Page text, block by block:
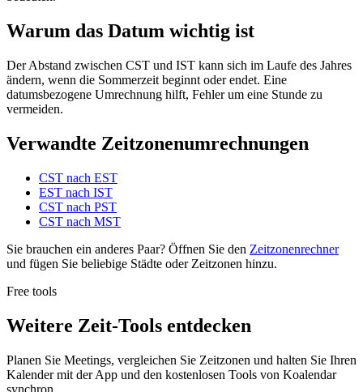
Warum das Datum wichtig ist
Der Abstand zwischen CST und IST kann sich im Laufe des Jahres
ändern, wenn die Sommerzeit beginnt oder endet. Eine
datumsbezogene Umrechnung hilft, Fehler um eine Stunde zu
vermeiden.
Verwandte Zeitzonenumrechnungen
CST nach EST
EST nach IST
CST nach PST
CST nach MST
Sie brauchen ein anderes Paar? Öffnen Sie den Zeitzonenrechner
und fügen Sie beliebige Städte oder Zeitzonen hinzu.
Free tools
Weitere Zeit-Tools entdecken
Planen Sie Meetings, vergleichen Sie Zeitzonen und halten Sie Ihren
Kalender mit der App und den kostenlosen Tools von Koalendar
synchron.